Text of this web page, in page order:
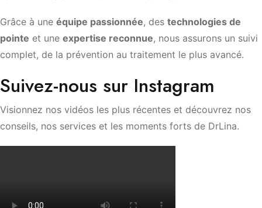
Grâce à une équipe passionnée, des technologies de
pointe et une expertise reconnue, nous assurons un suivi
complet, de la prévention au traitement le plus avancé.
Suivez-nous sur Instagram
Visionnez nos vidéos les plus récentes et découvrez nos
conseils, nos services et les moments forts de DrLina.